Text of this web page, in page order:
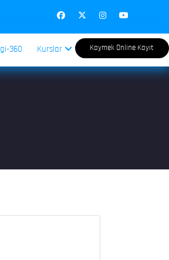
360 Kurslar Kaymek Online Kayıt